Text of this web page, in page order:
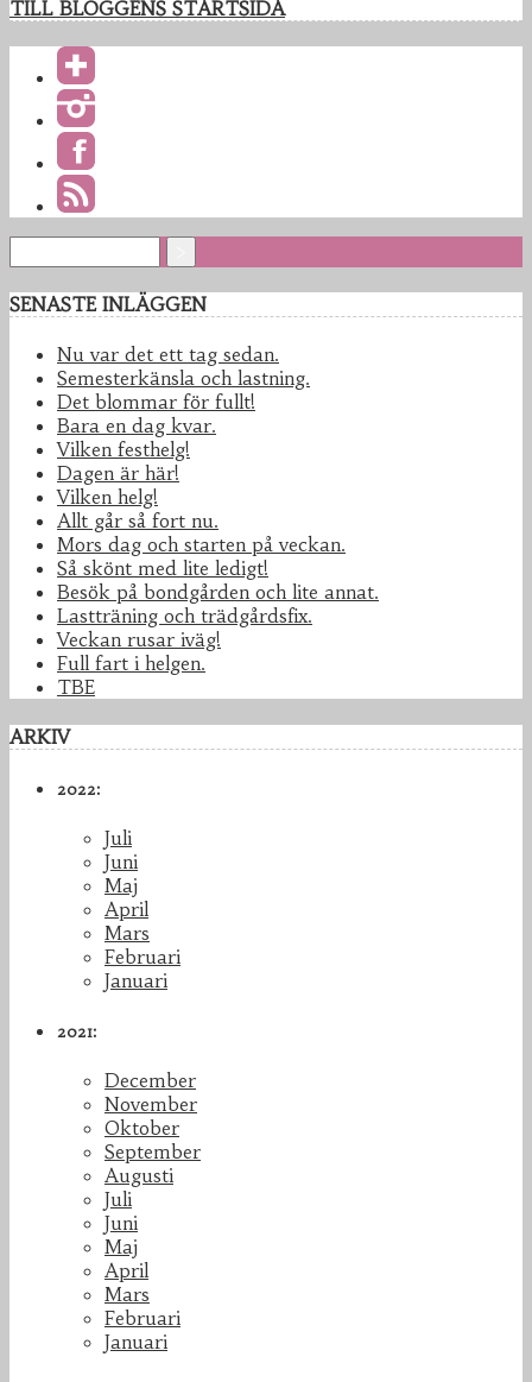
TILL BLOGGENS STARTSIDA
SENASTE INLÄGGEN
Nu var det ett tag sedan.
Semesterkänsla och lastning.
Det blommar för fullt!
Bara en dag kvar.
Vilken festhelg!
Dagen är här!
Vilken helg!
Allt går så fort nu.
Mors dag och starten på veckan.
Så skönt med lite ledigt!
Besök på bondgården och lite annat.
Lastträning och trädgårdsfix.
Veckan rusar iväg!
Full fart i helgen.
TBE
ARKIV
2022:
Juli
Juni
Maj
April
Mars
Februari
Januari
2021:
December
November
Oktober
September
Augusti
Juli
Juni
Maj
April
Mars
Februari
Januari